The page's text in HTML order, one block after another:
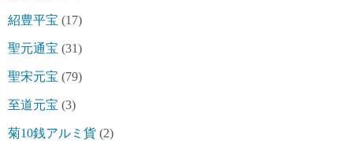
紹豊平宝 (17)
聖元通宝 (31)
聖宋元宝 (79)
至道元宝 (3)
菊10銭アルミ貨 (2)